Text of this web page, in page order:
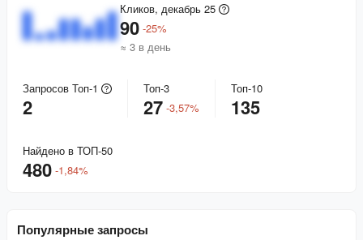
Кликов, декабрь 25
90 -25%
≈ 3 в день
Запросов Топ-1
2
Топ-3
27 -3,57%
Топ-10
135
Найдено в ТОП-50
480 -1,84%
Популярные запросы